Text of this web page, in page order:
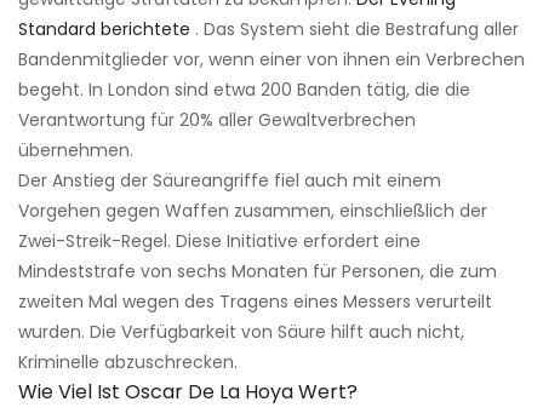
Standard berichtete . Das System sieht die Bestrafung aller
Bandenmitglieder vor, wenn einer von ihnen ein Verbrechen
begeht. In London sind etwa 200 Banden tätig, die die
Verantwortung für 20% aller Gewaltverbrechen
übernehmen.
Der Anstieg der Säureangriffe fiel auch mit einem
Vorgehen gegen Waffen zusammen, einschließlich der
Zwei-Streik-Regel. Diese Initiative erfordert eine
Mindeststrafe von sechs Monaten für Personen, die zum
zweiten Mal wegen des Tragens eines Messers verurteilt
wurden. Die Verfügbarkeit von Säure hilft auch nicht,
Kriminelle abzuschrecken.
Wie Viel Ist Oscar De La Hoya Wert?